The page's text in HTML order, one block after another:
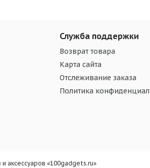
Служба поддержки
Возврат товара
Карта сайта
Отслеживание заказа
Политика
аксессуаров «100gadgets.ru»